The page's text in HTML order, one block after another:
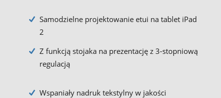
Samodzielne projektowanie etui na tablet iPad
2
Z funkcją stojaka na prezentację z 3-stopniową
regulacją
Wspaniały nadruk tekstylny w jakości